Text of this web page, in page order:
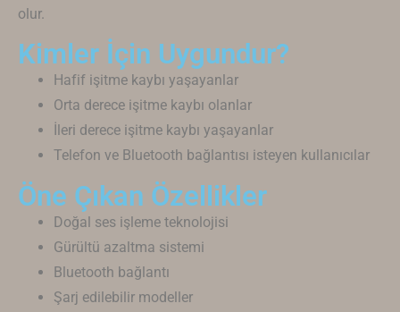
olur.
Kimler İçin Uygundur?
Hafif işitme kaybı yaşayanlar
Orta derece işitme kaybı olanlar
İleri derece işitme kaybı yaşayanlar
Telefon ve Bluetooth bağlantısı isteyen kullanıcılar
Öne Çıkan Özellikler
Doğal ses işleme teknolojisi
Gürültü azaltma sistemi
Bluetooth bağlantı
Şarj edilebilir modeller